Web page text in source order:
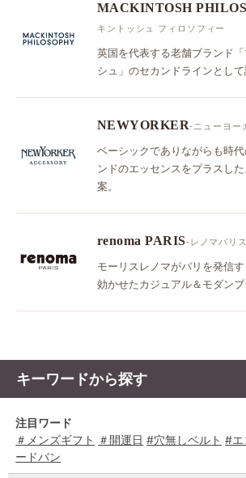
MACKINTOSH
キントッシュ フィロソフィー
英国を代表する老舗ブランド
シュ」のセカンドラインとして
NEWYORKER-ニューヨー
ベーシックでありながらも時
ンドのエッセンスをプラスし
案。
renoma PARIS-レノマパリス
モーリスレノマがパリを発信
効かせたカジュアル＆モダンブ
キーワードから探す
注目ワード
＃メンズギフト ＃開運日 #穴無しベルト #エ
ードバン